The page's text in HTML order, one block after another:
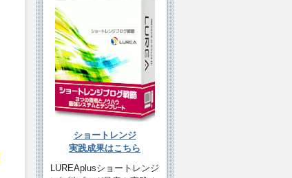
ショートレンジ
実践成果はこちら
LUREAplusショートレンジ